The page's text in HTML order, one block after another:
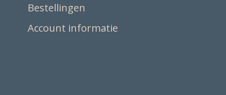
Bestellingen
Account informatie